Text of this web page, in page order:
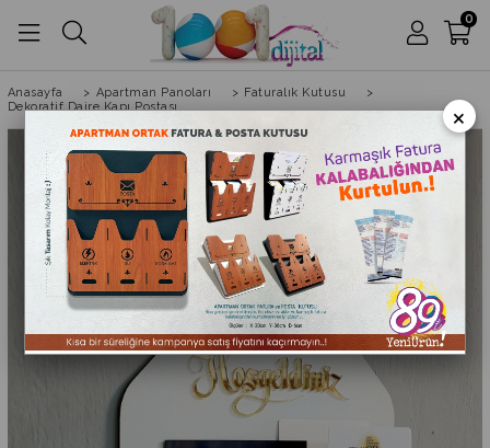
0
Anasayfa > Apartman Panoları > Faturalık Kutusu
>
Dekoratif Daire Kapı Postası
×